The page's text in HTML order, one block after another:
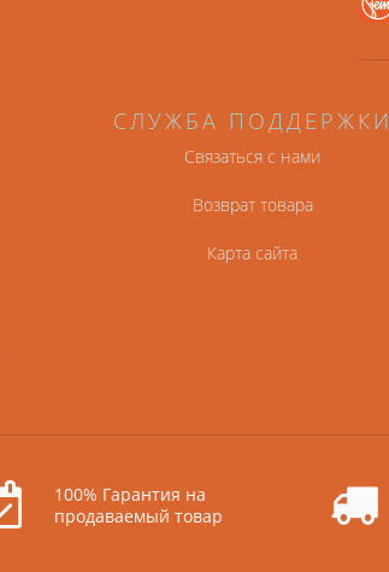
СЛУЖБА ПОДДЕРЖКИ
Связаться с нами
Возврат товара
Карта сайта
100% Гарантия на
продаваемый товар